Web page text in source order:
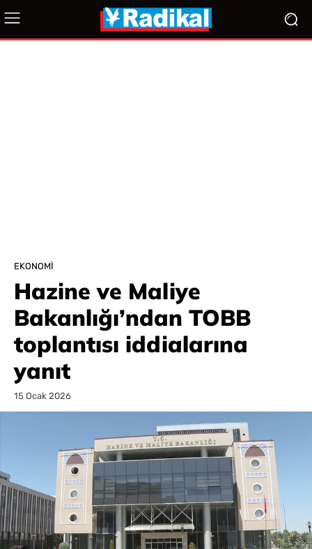
EKONOMI
Hazine ve Maliye
Bakanlığı’ndan TOBB
toplantısı iddialarına
yanıt
15 Ocak 2026